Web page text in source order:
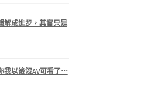
解成進步，其實只是
我以後沒AV可看了⋯